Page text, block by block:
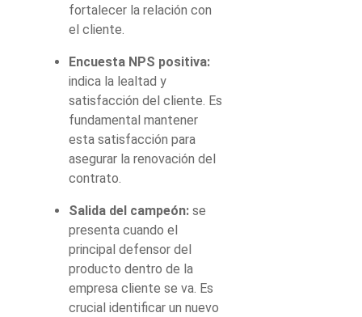
fortalecer la relación con
el cliente.
Encuesta NPS positiva:
indica la lealtad y
satisfacción del cliente. Es
fundamental mantener
esta satisfacción para
asegurar la renovación del
contrato.
Salida del campeón: se
presenta cuando el
principal defensor del
producto dentro de la
empresa cliente se va. Es
crucial identificar un nuevo